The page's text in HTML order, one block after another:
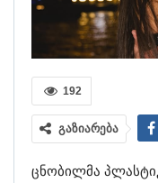
192
გაზიარება
ცნობილმა